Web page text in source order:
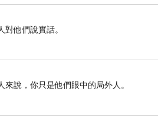
他們說實話。
說，你只是他們眼中的局外人。